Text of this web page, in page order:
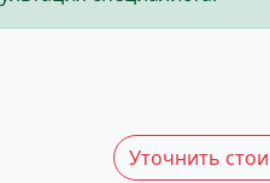
Уточнить